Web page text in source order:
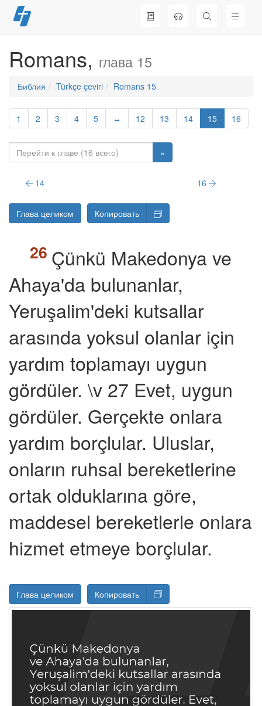
Перейти
к
Romans, глава 15
Библия Türkçe çeviri Romans 15
1 2 3 4 5 ↔ 12 13 14 15 16
»
14 16
Глава целиком Копировать
Çünkü Makedonya ve
Ahaya'da bulunanlar,
Yeruşalim'deki kutsallar
arasında yoksul olanlar için
yardım toplamayı uygun
gördüler. \v 27 Evet, uygun
gördüler. Gerçekte onlara
yardım borçlular. Uluslar,
onların ruhsal bereketlerine
ortak olduklarına göre,
maddesel bereketlerle onlara
hizmet etmeye borçlular.
Глава целиком Копировать